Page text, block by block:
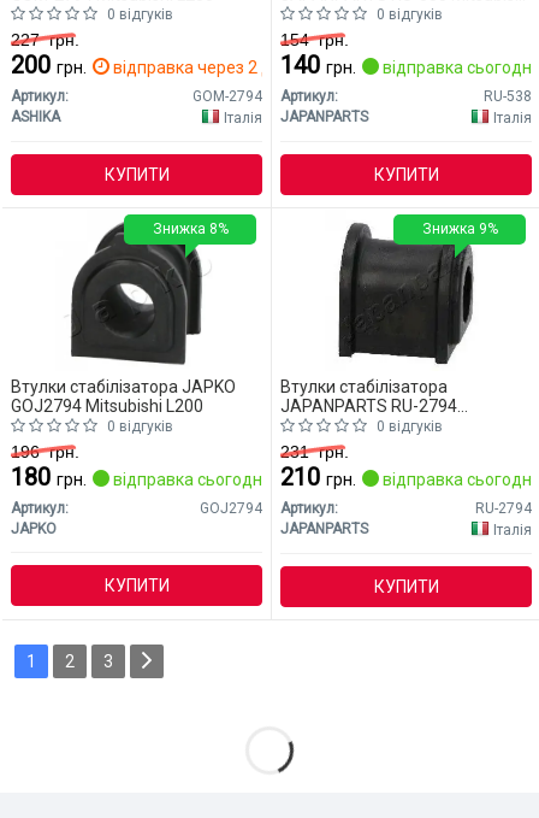
0 відгуків
227грн.
200 грн. відправка через 2 дн.
Артикул:
GOM-2794
ASHIKA
Італія
КУПИТИ
L200
0 відгуків
154грн.
140 грн. відправка сьогодні
Артикул:
RU-538
JAPANPARTS
Італія
КУПИТИ
Втулки стабілізатора JAPKO
GOJ2794 Mitsubishi L200
0 відгуків
196грн.
180 грн. відправка сьогодні
Артикул:
GOJ2794
JAPKO
КУПИТИ
Знижка 8%
Втулки стабілізатора
JAPANPARTS RU-2794
Mitsubishi L2000 відгуків
231грн.
210 грн. відправка сьогодні
Артикул:
RU-2794
JAPANPARTS
Італія
КУПИТИ
Знижка 9%
1 2 3